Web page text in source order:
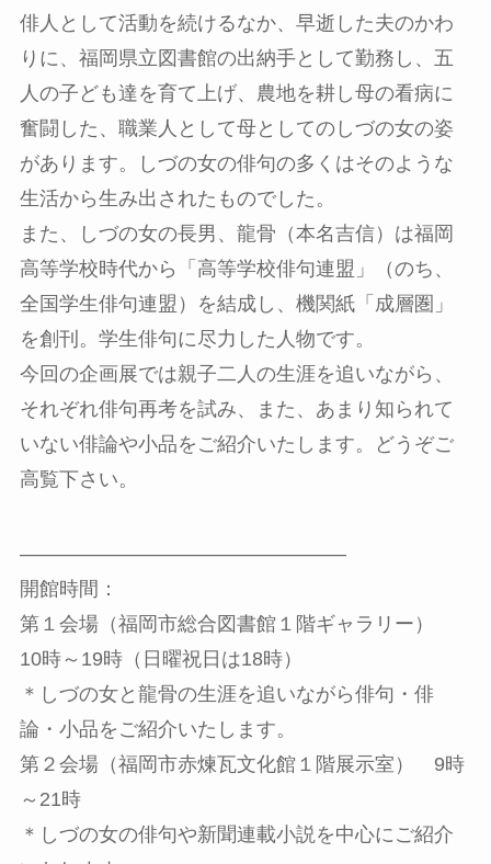
俳人として活動を続けるなか、早逝した夫のかわ
りに、福岡県立図書館の出納手として勤務し、五
人の子ども達を育て上げ、農地を耕し母の看病に
奮闘した、職業人として母としてのしづの女の姿
があります。しづの女の俳句の多くはそのような
生活から生み出されたものでした。
また、しづの女の長男、龍骨（本名吉信）は福岡
高等学校時代から「高等学校俳句連盟」（のち、
全国学生俳句連盟）を結成し、機関紙「成層圏」
を創刊。学生俳句に尽力した人物です。
今回の企画展では親子二人の生涯を追いながら、
それぞれ俳句再考を試み、また、あまり知られて
いない俳論や小品をご紹介いたします。どうぞご
高覧下さい。
————————————————–
開館時間：
第１会場（福岡市総合図書館１階ギャラリー）
10時～19時（日曜祝日は18時）
＊しづの女と龍骨の生涯を追いながら俳句・俳
論・小品をご紹介いたします。
第２会場（福岡市赤煉瓦文化館１階展示室） 9時
～21時
＊しづの女の俳句や新聞連載小説を中心にご紹介